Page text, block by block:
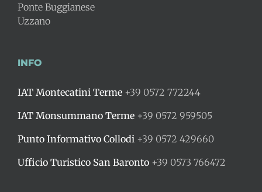
Ponte Buggianese
Uzzano
INFO
IAT Montecatini Terme +39 0572 772244
IAT Monsummano Terme +39 0572 959505
Punto Informativo Collodi +39 0572 429660
Ufficio Turistico San Baronto +39 0573 766472